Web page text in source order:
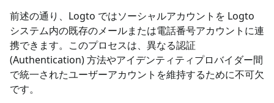
前述の通り、Logto ではソーシャルアカウントを Logto
システム内の既存のメールまたは電話番号アカウントに連
携できます。このプロセスは、異なる認証
(Authentication) 方法やアイデンティティプロバイダー間
で統一されたユーザーアカウントを維持するために不可欠
です。